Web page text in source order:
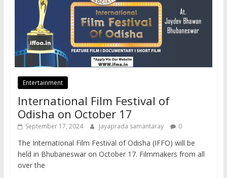
Entertainment
International Film Festival of
Odisha on October 17
September 17, 2024 Jayaprada samantaray 0
The International Film Festival of Odisha (IFFO) will be
held in Bhubaneswar on October 17. Filmmakers from all
over the